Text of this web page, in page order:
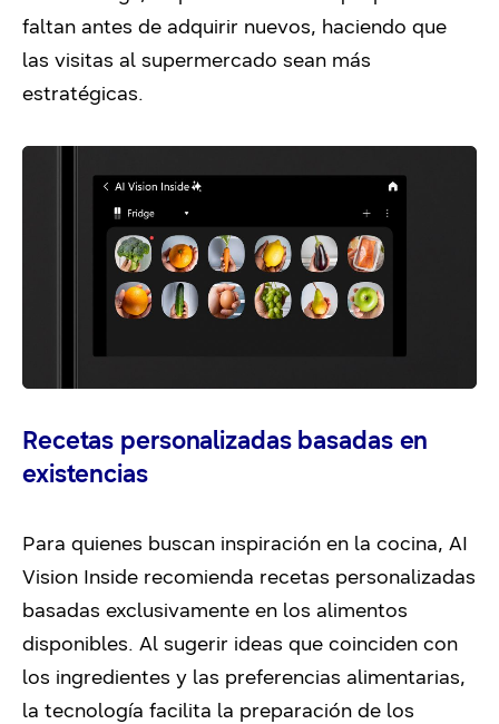
faltan antes de adquirir nuevos, haciendo que
las visitas al supermercado sean más
estratégicas.
Recetas personalizadas basadas en
existencias
Para quienes buscan inspiración en la cocina, AI
Vision Inside recomienda recetas personalizadas
basadas exclusivamente en los alimentos
disponibles. Al sugerir ideas que coinciden con
los ingredientes y las preferencias alimentarias,
la tecnología facilita la preparación de los